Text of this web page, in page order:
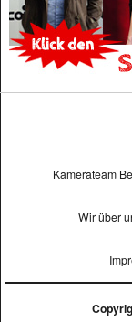
Kamerateam
Wir über